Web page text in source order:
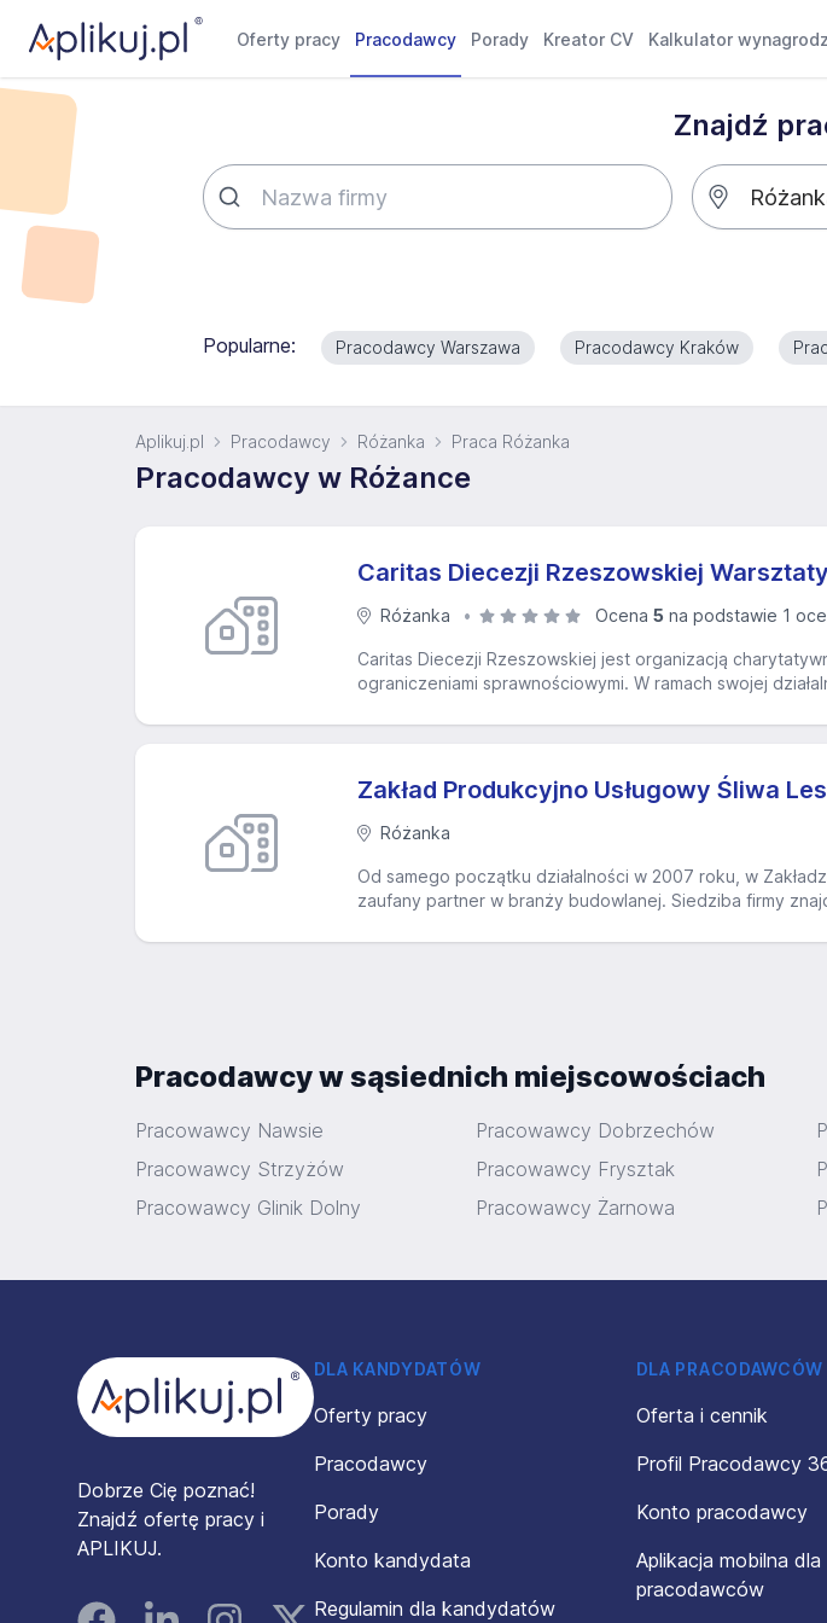
Oferty pracy Pracodawcy Porady Kreator CV Kalkulator
Znajdź
Popularne: Pracodawcy Warszawa Pracodawcy Kraków
Aplikuj.pl Pracodawcy Różanka Praca Różanka
Pracodawcy w Różance
Caritas Diecezji Rzeszowskiej
Różanka Ocena5 na podstawie 1
Caritas Diecezji Rzeszowskiej jest organizacją
ograniczeniami sprawnościowymi. W ramach swojej
Zakład Produkcyjno Usługowy Śliwa
Różanka
Od samego początku działalności w 2007 roku, w
zaufany partner w branży budowlanej. Siedziba firmy
Pracodawcy w sąsiednich miejscowościach
Pracowawcy Nawsie Pracowawcy Dobrzechów
Pracowawcy Strzyżów
Pracowawcy Frysztak
Pracowawcy Glinik Dolny
Pracowawcy Żarnowa
Dobrze Cię poznać!
Znajdź ofertę pracy i
APLIKUJ.
FacebookLinked InInstagramInstagram
DLA KANDYDATÓW
Oferty pracy
Pracodawcy
Porady
Konto kandydata
Regulamin dla kandydatów
DLA PRACODAWCÓW
Oferta i cennik
Profil Pracodawcy
Konto pracodawcy
Aplikacja mobilna dla
pracodawców